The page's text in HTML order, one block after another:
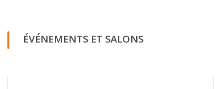
ÉVÉNEMENTS ET SALONS